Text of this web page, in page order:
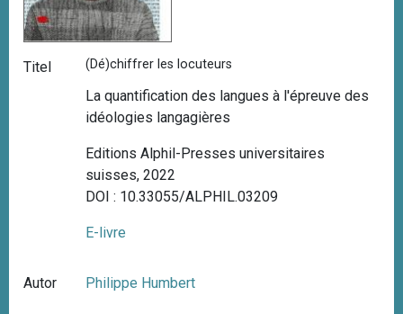
Titel (Dé)chiffrer les locuteurs
La quantification des langues à l'épreuve des
idéologies langagières
Editions Alphil-Presses universitaires
suisses, 2022
DOI : 10.33055/ALPHIL.03209
E-livre
Autor Philippe Humbert